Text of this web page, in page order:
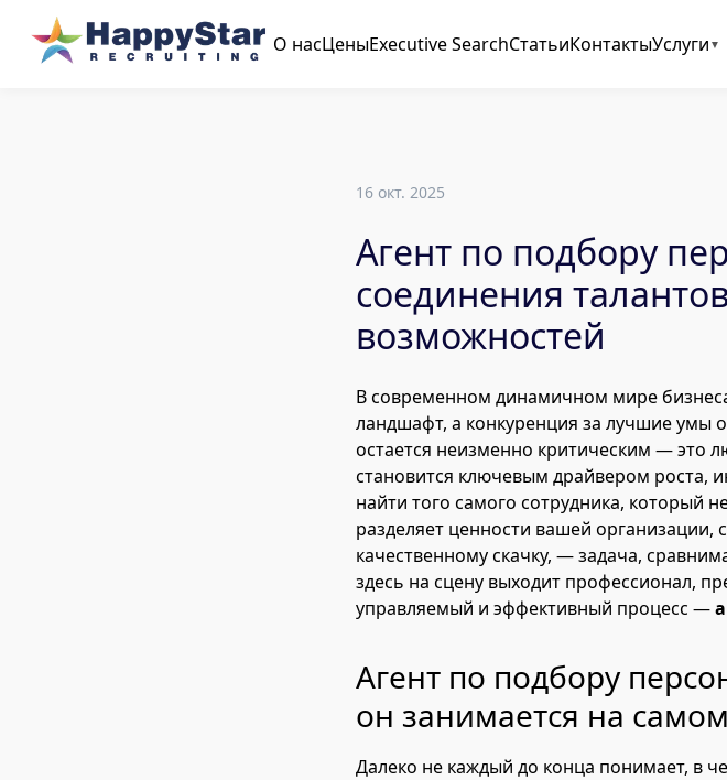
16 окт. 2025
Агент по подбору
соединения
возможностей
В современном динамичном мире
ландшафт, а конкуренция за лучшие умы
остается неизменно критическим — это
становится ключевым драйвером роста,
найти того самого сотрудника, который
разделяет ценности вашей организации,
качественному скачку, — задача,
здесь на сцену выходит профессионал,
управляемый и эффективный процесс —
Агент по подбору
он занимается на
Далеко не каждый до конца понимает, в
О насЦеныExecutive SearchСтатьиКонтактыУслуги